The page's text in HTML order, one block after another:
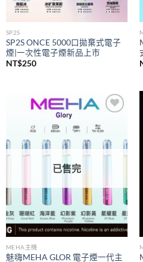
SP2S
SP2S ONCE 5000口拋棄式電子
煙|一次性電子煙新品上市
NT$250
wishlist
已售完
MEHA主機
魅嗨MEHA GLOR 電子煙一代主